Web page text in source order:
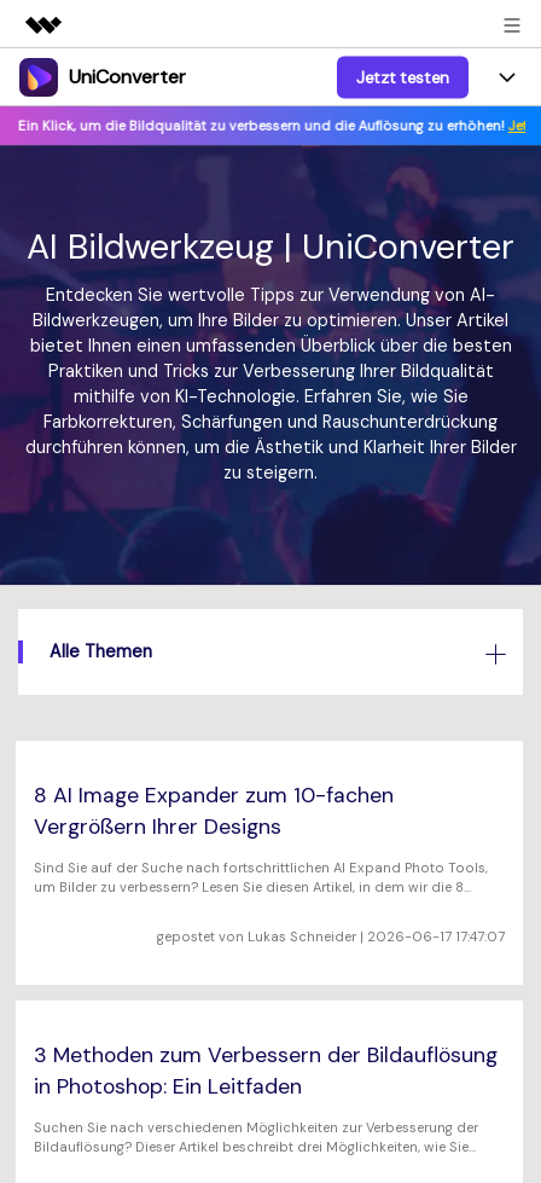
Top-Produkte
KI-gestützte digitale Kreativität
Business
Presseraum
Shop
Support
UniConverter Jetzt testen
Produkte
UniConverter für Windows
UniConverter für Mac
Free Video Converter
AniSmall-Video Compressor
AniSmall für Desktop
AniSmall für iOS
Sprache-zu-Text
Audio und Video.
Neu
Video Konverter
Erleben Sie leistungsstarke und
intelligente
Konvertierungsfähigkeiten.
Beliebt
KI-Funktionen
Online-Tools
Online Kompressor
Bilder oder Videodateien im
Handumdrehen komprimieren.
Neu
Online Konverter
Video-, Audio- oder Bilddateien
kostenlos online umwandeln.
Beliebt
Video/Audio
Bild
Anleitung
Tipps&Tricks
KI Video-Verbesserung
Automatische Verbesserung von
Videos für eine klarere Qualität.
Neu
Videoformat
Kameranutzer
Soziale Medien
Mac-Benutzer
Support
Support Center
Alle nötigen Informationen, um UniConverter zu benutzen.
Der umfassende, verlustfreie und sichere Video Converter
mit hoher Geschwindigkeit.
Upgrade auf V17
JETZT KAUFEN
Suche
Ein Klick, um die Bildqualität zu verbessern und die Auflösung zu erhöhen!Jetzt
AI Bildwerkzeug | UniConverter
Entdecken Sie wertvolle Tipps zur Verwendung von AI-
Bildwerkzeugen, um Ihre Bilder zu optimieren. Unser Artikel
bietet Ihnen einen umfassenden Überblick über die besten
Praktiken und Tricks zur Verbesserung Ihrer Bildqualität
mithilfe von KI-Technologie. Erfahren Sie, wie Sie
Farbkorrekturen, Schärfungen und Rauschunterdrückung
durchführen können, um die Ästhetik und Klarheit Ihrer Bilder
zu steigern.
Alle Themen
8 AI Image Expander zum 10-fachen
Vergrößern Ihrer Designs
Sind Sie auf der Suche nach fortschrittlichen AI Expand Photo Tools,
um Bilder zu verbessern? Lesen Sie diesen Artikel, in dem wir die 8
gepostet von Lukas Schneider | 2026-06-17 17:47:07
3 Methoden zum Verbessern der Bildauflösung
in Photoshop: Ein Leitfaden
Suchen Sie nach verschiedenen Möglichkeiten zur Verbesserung der
Bildauflösung? Dieser Artikel beschreibt drei Möglichkeiten, wie Sie